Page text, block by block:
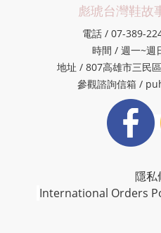
彪琥台灣鞋故
電話 / 07-389-
時間 / 週一~週
地址 / 807高雄市三民
參觀諮詢信箱 /
隱私
International Orders